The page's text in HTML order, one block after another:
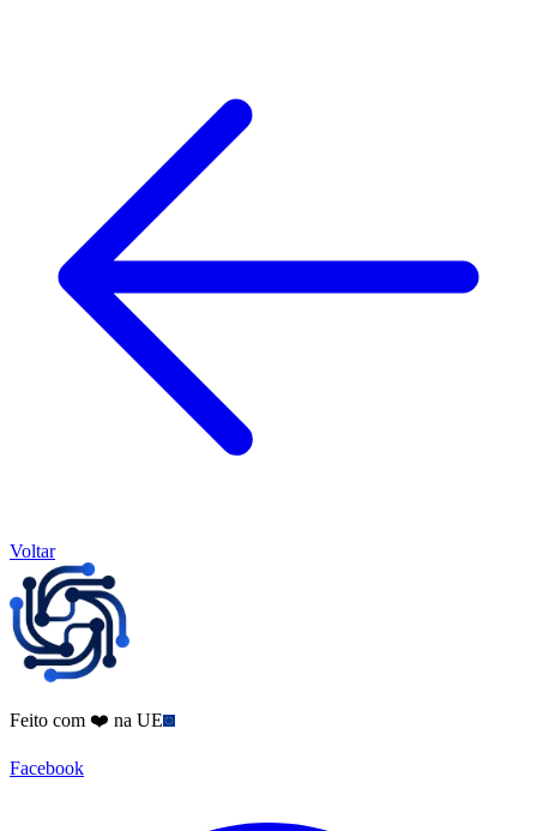
Voltar
Feito com ❤️ na UE
Facebook